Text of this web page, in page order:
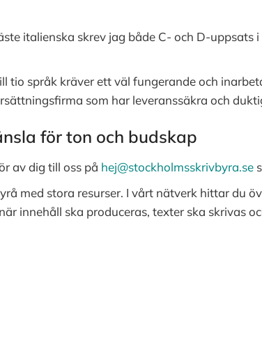
italienska skrev jag både C- och D-uppsats
tio språk kräver ett väl fungerande och
som har leveranssäkra och
för ton och budskap
av dig till oss på hej@stockholmsskrivbyra.se
med stora resurser. I vårt nätverk hittar du
innehåll ska produceras, texter ska skrivas